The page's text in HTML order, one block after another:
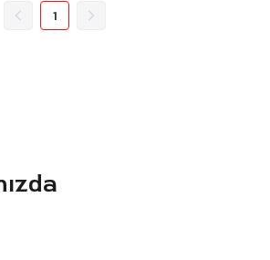
1